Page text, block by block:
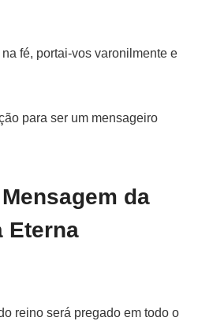
fé, portai-vos varonilmente e
para ser um mensageiro
da
Eterna
reino será pregado em todo o